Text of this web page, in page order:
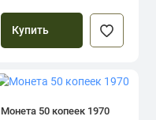
Купить
Монета 50 копеек 1970